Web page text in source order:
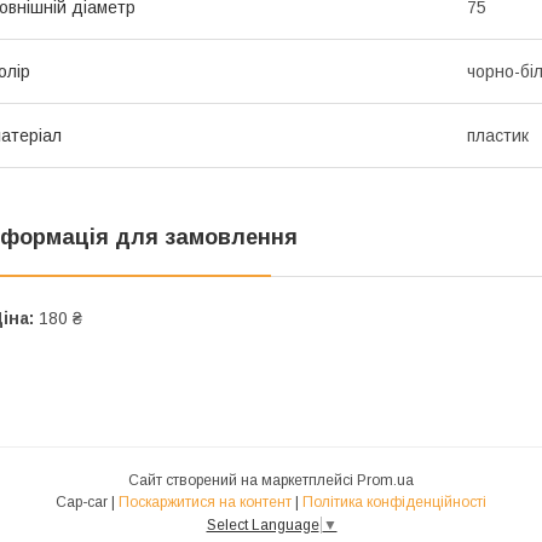
діаметр 75
чорно-
пластик
для замовлення
180 ₴
Сайт створений на маркетплейсі Prom.ua
Поскаржитися на контент
Політика конфіденційності
Select Language ▼